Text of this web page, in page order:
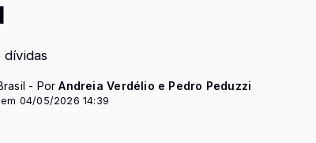
- PorAndreia Verdélio e Pedro Peduzzi
04/05/2026 14:39